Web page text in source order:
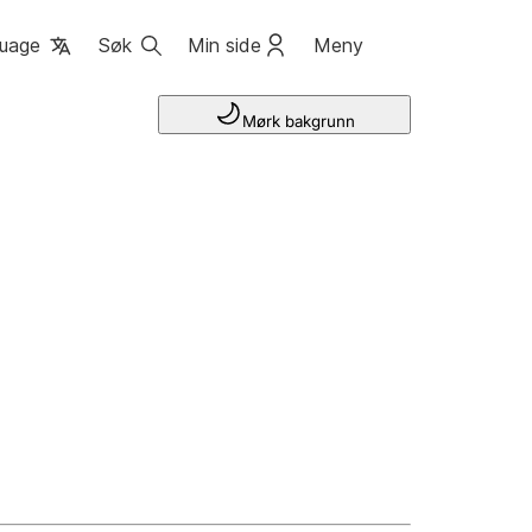
Søk Min side Meny
Mørk bakgrunn